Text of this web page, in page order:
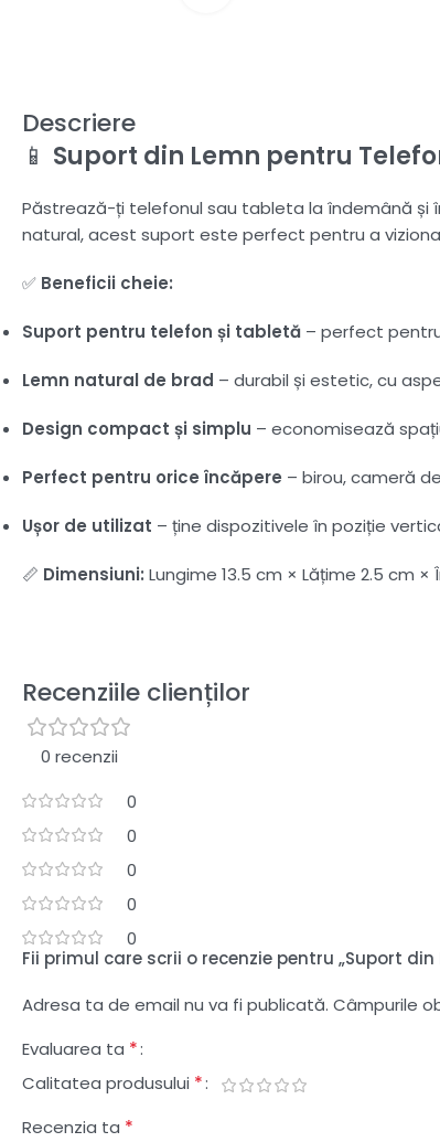
Descriere
📱 Suport din Lemn pentru
Păstrează-ți telefonul sau tableta la îndemână
natural, acest suport este perfect pentru a
✅ Beneficii cheie:
Suport pentru telefon și tabletă – perfect
Lemn natural de brad – durabil și estetic, cu
Design compact și simplu – economisează
Perfect pentru orice încăpere – birou, cameră
Ușor de utilizat – ține dispozitivele în poziție
📏 Dimensiuni: Lungime 13.5 cm × Lățime 2.5 cm ×
Recenziile clienților
0 recenzii
0
0
0
0
0
Fii primul care scrii o recenzie pentru „Suport
Adresa ta de email nu va fi publicată. Câmpurile
Evaluarea ta *
Calitatea produsului *
Recenzia ta *